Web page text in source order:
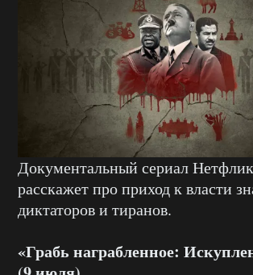
Документальный сериал
расскажет про приход к власти
диктаторов и тиранов.
«Грабь награбленное: